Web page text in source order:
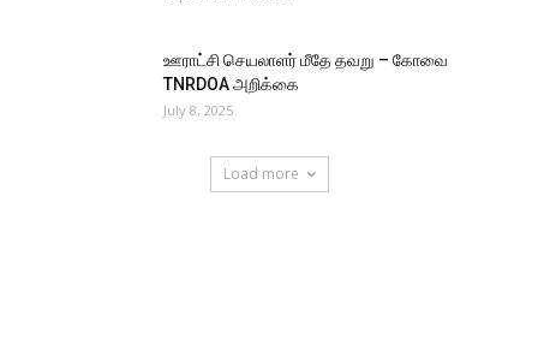
ஊராட்சி செயலாளர் மீதே தவறு – கோவை
TNRDOA அறிக்கை
July 8, 2025
Load more